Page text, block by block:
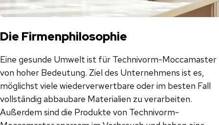
Die Firmenphilosophie
Eine gesunde Umwelt ist für Technivorm-Moccamaster
von hoher Bedeutung. Ziel des Unternehmens ist es,
möglichst viele wiederverwertbare oder im besten Fall
vollständig abbaubare Materialien zu verarbeiten.
Außerdem sind die Produkte von Technivorm-